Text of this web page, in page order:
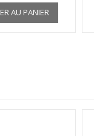
AU PANIER